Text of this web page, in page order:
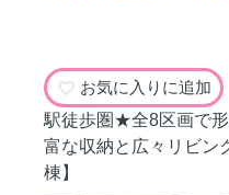
お気に入りに追加
駅徒歩圏★全8区画で
富な収納と広々リビン
棟】